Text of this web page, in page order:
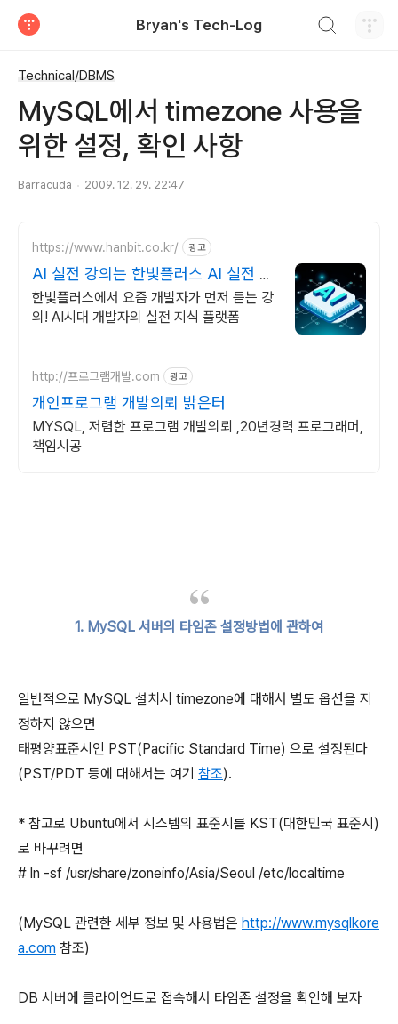
Bryan's Tech-Log
Technical/DBMS
MySQL에서 timezone 사용을
위한 설정, 확인 사항
Barracuda 2009. 12. 29. 22:47
https://www.hanbit.co.kr/ 광고
AI 실전 강의는 한빛플러스 AI 실전 학
습의 정석
한빛플러스에서 요즘 개발자가 먼저 듣는 강
의! AI시대 개발자의 실전 지식 플랫폼
http://프로그램개발.com 광고
개인프로그램 개발의뢰 밝은터
MYSQL, 저렴한 프로그램 개발의뢰 ,20년경력 프로그래머,
책임시공
1. MySQL 서버의 타임존 설정방법에 관하여
일반적으로 MySQL 설치시 timezone에 대해서 별도 옵션을 지
정하지 않으면
태평양표준시인 PST(Pacific Standard Time) 으로 설정된다
(PST/PDT 등에 대해서는 여기 참조).
* 참고로 Ubuntu에서 시스템의 표준시를 KST(대한민국 표준시)
로 바꾸려면
# ln -sf /usr/share/zoneinfo/Asia/Seoul /etc/localtime
(MySQL 관련한 세부 정보 및 사용법은 http://www.mysqlkore
a.com 참조)
DB 서버에 클라이언트로 접속해서 타임존 설정을 확인해 보자